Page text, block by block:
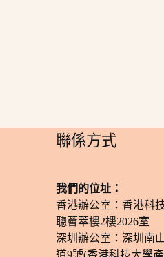
​聯係方式
我們的位址：
香港辦公室：香港科
聰薈萃樓2樓2026室
深圳辦公室：深圳南